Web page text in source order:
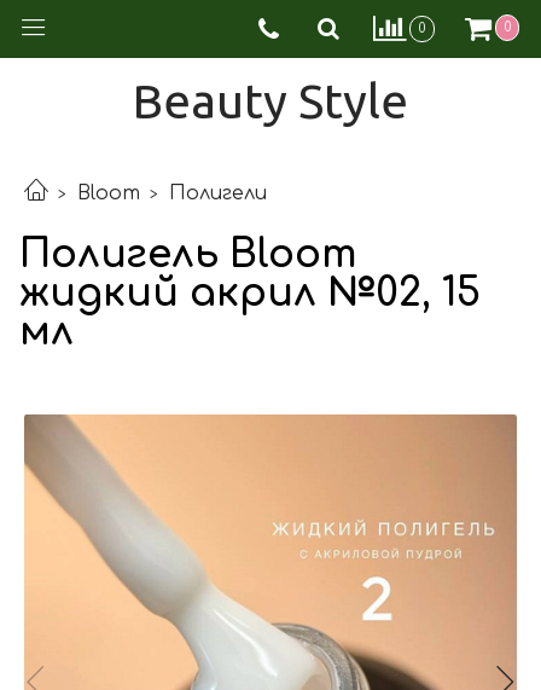
0 0
Beauty Style
Bloom Полигели
Полигель Bloom
жидкий акрил №02, 15
мл